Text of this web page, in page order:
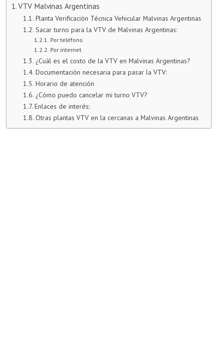
VTV Malvinas Argentinas
Planta Verificación Técnica Vehicular Malvinas Argentinas
Sacar turno para la VTV de Malvinas Argentinas:
Por teléfono
Por internet
¿Cuál es el costo de la VTV en Malvinas Argentinas?
Documentación necesaria para pasar la VTV:
Horario de atención
¿Cómo puedo cancelar mi turno VTV?
Enlaces de interés:
Otras plantas VTV en la cercanas a Malvinas Argentinas